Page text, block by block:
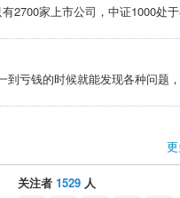
关注者 1529 人